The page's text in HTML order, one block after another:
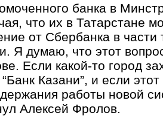
банка в
что их в Татарстане
от Сбербанка в части
Я думаю, что этот
Если какой-то город
Казани”, и если
работы новой
Алексей Фролов.